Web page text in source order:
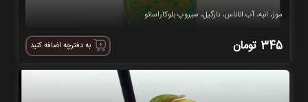
موز، انبه، آب اناناس، نارگیل، سیروپ بلوکاراسائو
345 تومان به دفترچه اضافه کنید